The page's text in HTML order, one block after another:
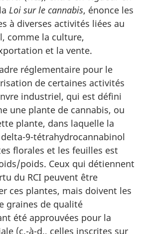
Loi sur le cannabis, énonce les
à diverses activités liées au
comme la culture,
et la vente.
réglementaire pour le
de certaines activités
industriel, qui est défini
une plante de cannabis, ou
plante, dans laquelle la
9-tétrahydrocannabinol
florales et les feuilles est
poids. Ceux qui détiennent
du RCI peuvent être
ces plantes, mais doivent les
graines de qualité
été approuvées pour la
(c.-à-d., celles inscrites sur